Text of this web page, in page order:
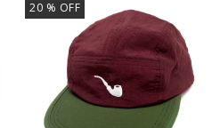
20 % OFF